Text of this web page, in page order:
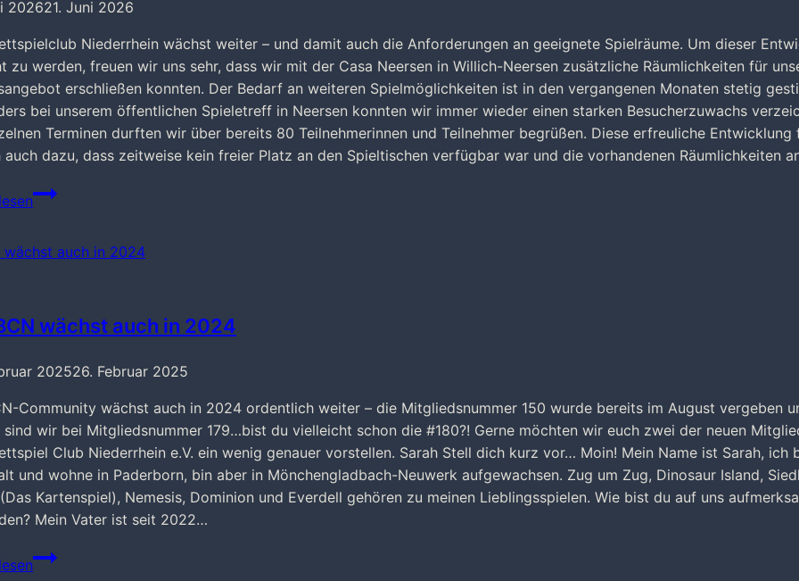
202621. Juni 2026
Niederrhein wächst weiter – und damit auch die Anforderungen an geeignete Spielräume. Um dieser
zu werden, freuen wir uns sehr, dass wir mit der Casa Neersen in Willich-Neersen zusätzliche Räumlichkeiten für
erschließen konnten. Der Bedarf an weiteren Spielmöglichkeiten ist in den vergangenen Monaten stetig
bei unserem öffentlichen Spieletreff in Neersen konnten wir immer wieder einen starken Besucherzuwachs
Terminen durften wir über bereits 80 Teilnehmerinnen und Teilnehmer begrüßen. Diese erfreuliche Entwicklung
auch dazu, dass zeitweise kein freier Platz an den Spieltischen verfügbar war und die vorhandenen Räumlichkeiten
Weitere
Räume
den
wächst auch in 2024
202526. Februar 2025
Community wächst auch in 2024 ordentlich weiter – die Mitgliedsnummer 150 wurde bereits im August vergeben
sind wir bei Mitgliedsnummer 179…bist du vielleicht schon die #180?! Gerne möchten wir euch zwei der neuen
Club Niederrhein e.V. ein wenig genauer vorstellen. Sarah Stell dich kurz vor… Moin! Mein Name ist Sarah, ich
und wohne in Paderborn, bin aber in Mönchengladbach-Neuwerk aufgewachsen. Zug um Zug, Dinosaur Island,
Kartenspiel), Nemesis, Dominion und Everdell gehören zu meinen Lieblingsspielen. Wie bist du auf uns
Mein Vater ist seit 2022…
Der
BCN